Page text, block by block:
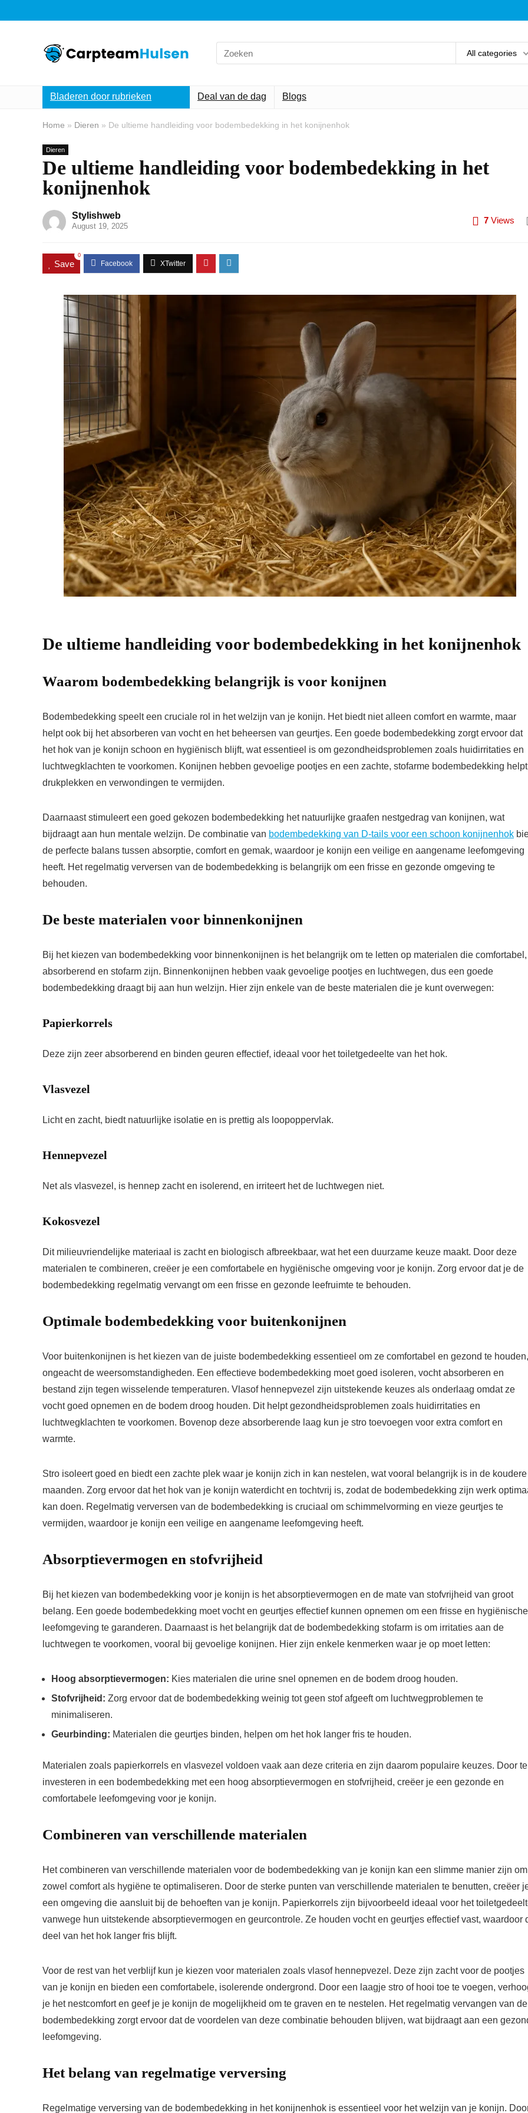
Search
for:
All categories
Bladeren door rubrieken Deal van de dag Blogs
Home » Dieren » De ultieme handleiding voor bodembedekking in het konijnenhok
Dieren
De ultieme handleiding voor bodembedekking in het
konijnenhok
Stylishweb
August 19, 2025
7 Views
Save
0
De ultieme handleiding voor bodembedekking in het konijnenhok
Waarom bodembedekking belangrijk is voor konijnen
Bodembedekking speelt een cruciale rol in het welzijn van je konijn. Het biedt niet alleen comfort en warmte, maar
helpt ook bij het absorberen van vocht en het beheersen van geurtjes. Een goede bodembedekking zorgt ervoor dat
het hok van je konijn schoon en hygiënisch blijft, wat essentieel is om gezondheidsproblemen zoals huidirritaties en
luchtwegklachten te voorkomen. Konijnen hebben gevoelige pootjes en een zachte, stofarme bodembedekking helpt
drukplekken en verwondingen te vermijden.
Daarnaast stimuleert een goed gekozen bodembedekking het natuurlijke graafen nestgedrag van konijnen, wat
bijdraagt aan hun mentale welzijn. De combinatie van bodembedekking van D-tails voor een schoon konijnenhok
de perfecte balans tussen absorptie, comfort en gemak, waardoor je konijn een veilige en aangename leefomgeving
heeft. Het regelmatig verversen van de bodembedekking is belangrijk om een frisse en gezonde omgeving te
behouden.
De beste materialen voor binnenkonijnen
Bij het kiezen van bodembedekking voor binnenkonijnen is het belangrijk om te letten op materialen die comfortabel,
absorberend en stofarm zijn. Binnenkonijnen hebben vaak gevoelige pootjes en luchtwegen, dus een goede
bodembedekking draagt bij aan hun welzijn. Hier zijn enkele van de beste materialen die je kunt overwegen:
Papierkorrels
Deze zijn zeer absorberend en binden geuren effectief, ideaal voor het toiletgedeelte van het hok.
Vlasvezel
Licht en zacht, biedt natuurlijke isolatie en is prettig als loopoppervlak.
Hennepvezel
Net als vlasvezel, is hennep zacht en isolerend, en irriteert het de luchtwegen niet.
Kokosvezel
Dit milieuvriendelijke materiaal is zacht en biologisch afbreekbaar, wat het een duurzame keuze maakt. Door deze
materialen te combineren, creëer je een comfortabele en hygiënische omgeving voor je konijn. Zorg ervoor dat je de
bodembedekking regelmatig vervangt om een frisse en gezonde leefruimte te behouden.
Optimale bodembedekking voor buitenkonijnen
Voor buitenkonijnen is het kiezen van de juiste bodembedekking essentieel om ze comfortabel en gezond te houden,
ongeacht de weersomstandigheden. Een effectieve bodembedekking moet goed isoleren, vocht absorberen en
bestand zijn tegen wisselende temperaturen. Vlasof hennepvezel zijn uitstekende keuzes als onderlaag omdat ze
vocht goed opnemen en de bodem droog houden. Dit helpt gezondheidsproblemen zoals huidirritaties en
luchtwegklachten te voorkomen. Bovenop deze absorberende laag kun je stro toevoegen voor extra comfort en
warmte.
Stro isoleert goed en biedt een zachte plek waar je konijn zich in kan nestelen, wat vooral belangrijk is in de koudere
maanden. Zorg ervoor dat het hok van je konijn waterdicht en tochtvrij is, zodat de bodembedekking zijn werk
kan doen. Regelmatig verversen van de bodembedekking is cruciaal om schimmelvorming en vieze geurtjes te
vermijden, waardoor je konijn een veilige en aangename leefomgeving heeft.
Absorptievermogen en stofvrijheid
Bij het kiezen van bodembedekking voor je konijn is het absorptievermogen en de mate van stofvrijheid van groot
belang. Een goede bodembedekking moet vocht en geurtjes effectief kunnen opnemen om een frisse en hygiënische
leefomgeving te garanderen. Daarnaast is het belangrijk dat de bodembedekking stofarm is om irritaties aan de
luchtwegen te voorkomen, vooral bij gevoelige konijnen. Hier zijn enkele kenmerken waar je op moet letten:
Hoog absorptievermogen: Kies materialen die urine snel opnemen en de bodem droog houden.
Stofvrijheid: Zorg ervoor dat de bodembedekking weinig tot geen stof afgeeft om luchtwegproblemen te
minimaliseren.
Geurbinding: Materialen die geurtjes binden, helpen om het hok langer fris te houden.
Materialen zoals papierkorrels en vlasvezel voldoen vaak aan deze criteria en zijn daarom populaire keuzes. Door te
investeren in een bodembedekking met een hoog absorptievermogen en stofvrijheid, creëer je een gezonde en
comfortabele leefomgeving voor je konijn.
Combineren van verschillende materialen
Het combineren van verschillende materialen voor de bodembedekking van je konijn kan een slimme manier zijn om
zowel comfort als hygiëne te optimaliseren. Door de sterke punten van verschillende materialen te benutten, creëer
een omgeving die aansluit bij de behoeften van je konijn. Papierkorrels zijn bijvoorbeeld ideaal voor het
vanwege hun uitstekende absorptievermogen en geurcontrole. Ze houden vocht en geurtjes effectief vast, waardoor
deel van het hok langer fris blijft.
Voor de rest van het verblijf kun je kiezen voor materialen zoals vlasof hennepvezel. Deze zijn zacht voor de pootjes
van je konijn en bieden een comfortabele, isolerende ondergrond. Door een laagje stro of hooi toe te voegen,
je het nestcomfort en geef je je konijn de mogelijkheid om te graven en te nestelen. Het regelmatig vervangen van de
bodembedekking zorgt ervoor dat de voordelen van deze combinatie behouden blijven, wat bijdraagt aan een
leefomgeving.
Het belang van regelmatige verversing
Regelmatige verversing van de bodembedekking in het konijnenhok is essentieel voor het welzijn van je konijn.